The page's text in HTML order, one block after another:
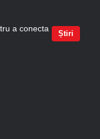
Știri